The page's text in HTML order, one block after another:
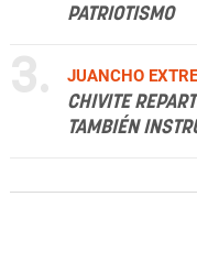
PATRIOTISMO
3.
JUANCHO
CHIVITE
TAMBIÉN